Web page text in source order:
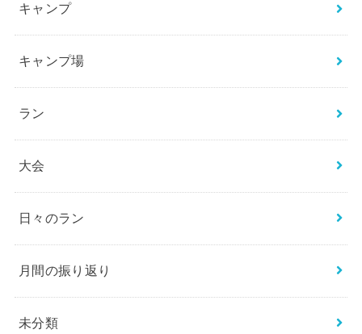
キャンプ
キャンプ場
ラン
大会
日々のラン
月間の振り返り
未分類